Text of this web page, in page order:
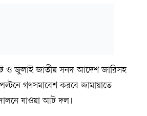
ও জুলাই জাতীয় সনদ আদেশ জারিসহ
গণসমাবেশ করবে জামায়াতে
যাওয়া আট দল।